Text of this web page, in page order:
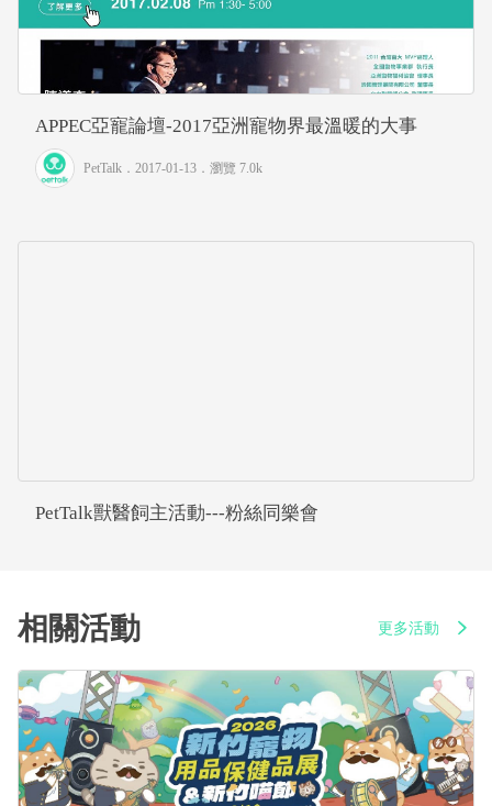
APPEC亞寵論壇-2017亞洲寵物界最溫暖的大事
PetTalk ．2017-01-13． 瀏覽 7.0k
PetTalk獸醫飼主活動---粉絲同樂會
相關活動 更多活動